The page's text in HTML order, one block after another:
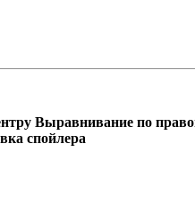
Выравнивание по
спойлера